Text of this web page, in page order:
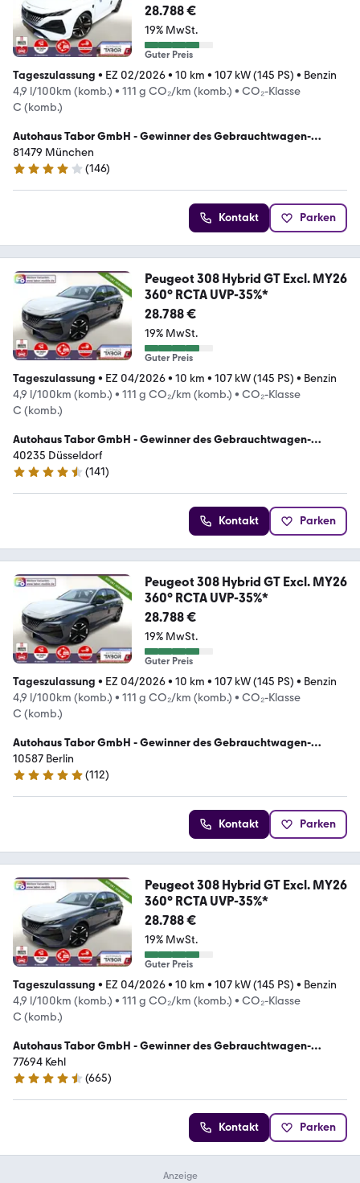
28.788 €
19% MwSt.
Guter Preis
Tageszulassung • EZ 02/2026• 10 km • 107 kW (145 PS) • Benzin
4,9 l/100km (komb.) • 111 g CO₂/km (komb.) • CO₂-Klasse
C (komb.)
Autohaus Tabor GmbH - Gewinner des Gebrauchtwagen-
Awards 2023
81479 München
4.2 Sterne
(146)
Kontakt Parken
Peugeot 308 Hybrid GT Excl. MY26
360° RCTA UVP-35%*
28.788 €
19% MwSt.
Guter Preis
Tageszulassung • EZ 04/2026• 10 km • 107 kW (145 PS) • Benzin
4,9 l/100km (komb.) • 111 g CO₂/km (komb.) • CO₂-Klasse
C (komb.)
Autohaus Tabor GmbH - Gewinner des Gebrauchtwagen-
Awards 2023
40235 Düsseldorf
4.5 Sterne
(141)
Kontakt Parken
Peugeot 308 Hybrid GT Excl. MY26
360° RCTA UVP-35%*
28.788 €
19% MwSt.
Guter Preis
Tageszulassung • EZ 04/2026• 10 km • 107 kW (145 PS) • Benzin
4,9 l/100km (komb.) • 111 g CO₂/km (komb.) • CO₂-Klasse
C (komb.)
Autohaus Tabor GmbH - Gewinner des Gebrauchtwagen-
Awards 2023
10587 Berlin
4.9 Sterne
(112)
Kontakt Parken
Peugeot 308 Hybrid GT Excl. MY26
360° RCTA UVP-35%*
28.788 €
19% MwSt.
Guter Preis
Tageszulassung • EZ 04/2026• 10 km • 107 kW (145 PS) • Benzin
4,9 l/100km (komb.) • 111 g CO₂/km (komb.) • CO₂-Klasse
C (komb.)
Autohaus Tabor GmbH - Gewinner des Gebrauchtwagen-
Awards 2023
77694 Kehl
4.5 Sterne
(665)
Kontakt Parken